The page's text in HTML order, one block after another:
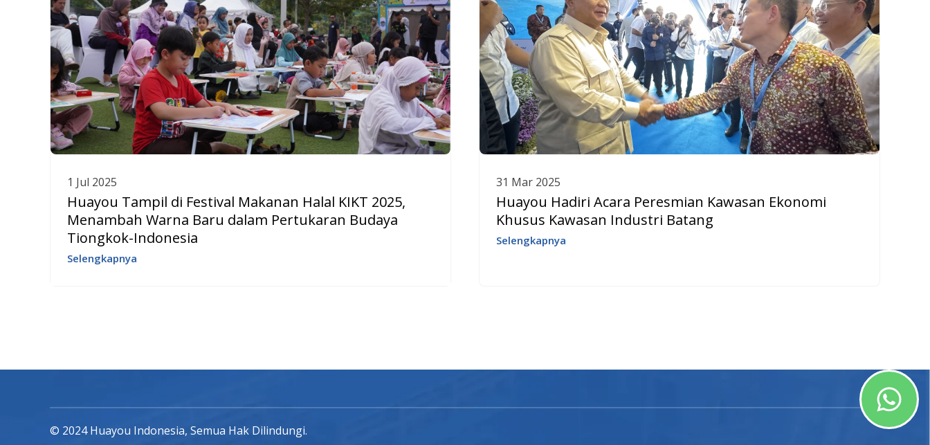
1 Jul 2025
Huayou Tampil di Festival Makanan Halal KIKT 2025,
Menambah Warna Baru dalam Pertukaran Budaya
Tiongkok-Indonesia
Selengkapnya
31 Mar 2025
Huayou Hadiri Acara Peresmian Kawasan Ekonomi
Khusus Kawasan Industri Batang
Selengkapnya
© 2024 Huayou Indonesia, Semua Hak Dilindungi.